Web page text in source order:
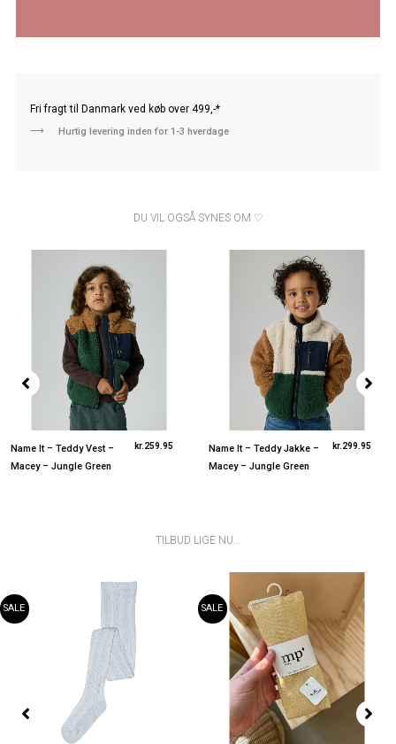
Fri fragt til Danmark ved køb over 499,-*
⟶ Hurtig levering inden for 1-3 hverdage
DU VIL OGSÅ SYNES OM ♡
Name It – Teddy Vest –
Macey – Jungle Green
kr.259.95
Name It – Teddy Jakke –
Macey – Jungle Green
kr.299.95
TILBUD LIGE NU...
SALE
kr.169.95.
kr.85.00.
SALE